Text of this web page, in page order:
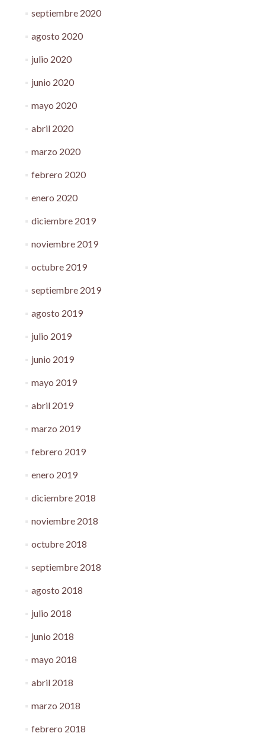
septiembre 2020
agosto 2020
julio 2020
junio 2020
mayo 2020
abril 2020
marzo 2020
febrero 2020
enero 2020
diciembre 2019
noviembre 2019
octubre 2019
septiembre 2019
agosto 2019
julio 2019
junio 2019
mayo 2019
abril 2019
marzo 2019
febrero 2019
enero 2019
diciembre 2018
noviembre 2018
octubre 2018
septiembre 2018
agosto 2018
julio 2018
junio 2018
mayo 2018
abril 2018
marzo 2018
febrero 2018